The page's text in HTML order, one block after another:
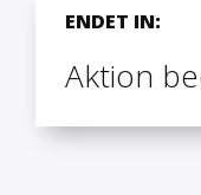
ENDET IN:
Aktion